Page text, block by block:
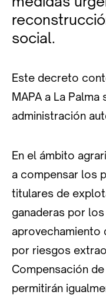
social.
Este decreto
MAPA a La
administración
En el ámbito
a compensar los
titulares de
ganaderas por
aprovechamiento
por riesgos
Compensación
permitirán